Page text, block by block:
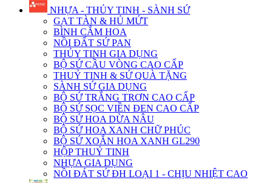
NHỰA - THỦY TINH - SÀNH SỨ
GẠT TÀN & HỦ MỨT
BÌNH CẮM HOA
NỒI ĐẤT SỨ PAN
THỦY TINH GIA DỤNG
BỘ SỨ CẦU VÒNG CAO CẤP
THUỶ TINH & SỨ QUÀ TẶNG
SÀNH SỨ GIA DỤNG
BỘ SỨ TRẮNG TRƠN CAO CẤP
BỘ SỨ SỌC VIỀN ĐEN CAO CẤP
BỘ SỨ HOA DỪA NÂU
BỘ SỨ HOA XANH CHỮ PHÚC
BỘ SỨ XOẮN HOA XANH GL290
HỘP THUỶ TINH
NHỰA GIA DỤNG
NỒI ĐÁT SỨ ĐH LOẠI 1 - CHỊU NHIỆT CAO